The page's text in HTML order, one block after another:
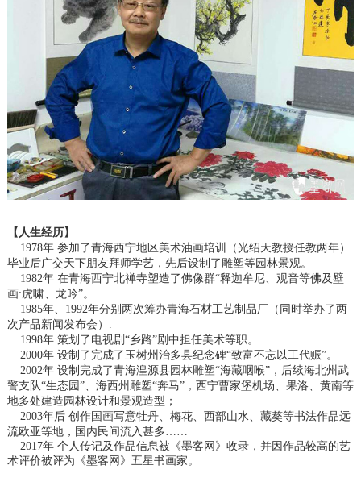
【人生经历】
1978年 参加了青海西宁地区美术油画培训（光绍天教授任教两年）
毕业后广交天下朋友拜师学艺，先后设制了雕塑等园林景观。
1982年 在青海西宁北禅寺塑造了佛像群“释迦牟尼、观音等佛及壁
画:虎啸、龙吟”。
1985年、1992年分别两次筹办青海石材工艺制品厂（同时举办了两
次产品新闻发布会）.
1998年 策划了电视剧“乡路”剧中担任美术等职。
2000年 设制了完成了玉树州治多县纪念碑“致富不忘以工代赈”。
2002年 设制完成了青海湟源县园林雕塑“海藏咽喉”，后续海北州武
警支队“生态园”、海西州雕塑“奔马”，西宁曹家堡机场、果洛、黄南等
地多处建造园林设计和景观造型；
2003年后 创作国画写意牡丹、梅花、西部山水、藏獒等书法作品远
流欧亚等地，国内民间流入甚多……
2017年 个人传记及作品信息被《墨客网》收录，并因作品较高的艺
术评价被评为《墨客网》五星书画家。